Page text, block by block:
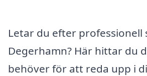
Letar du efter professionell
Degerhamn? Här hittar du
behöver för att reda upp i